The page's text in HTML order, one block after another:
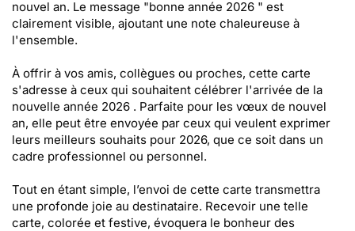
nouvel an. Le message "bonne année 2026 " est
clairement visible, ajoutant une note chaleureuse à
l'ensemble.
À offrir à vos amis, collègues ou proches, cette carte
s'adresse à ceux qui souhaitent célébrer l'arrivée de la
nouvelle année 2026 . Parfaite pour les vœux de nouvel
an, elle peut être envoyée par ceux qui veulent exprimer
leurs meilleurs souhaits pour 2026, que ce soit dans un
cadre professionnel ou personnel.
Tout en étant simple, l’envoi de cette carte transmettra
une profonde joie au destinataire. Recevoir une telle
carte, colorée et festive, évoquera le bonheur des